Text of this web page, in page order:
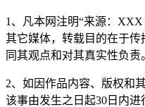
1、凡本网注明“来源：
其它媒体，转载目的在于
同其观点和对其真实性负责
2、如因作品内容、版权和
该事由发生之日起30日内进